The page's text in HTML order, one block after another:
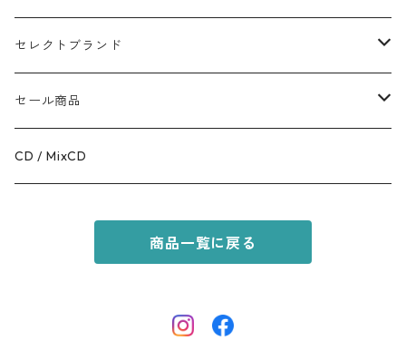
TOPS
BOTTOMS
GOODS
AFTERS SPORT
APPALEL / GOODS
COFFEE
セレクトブランド
MR.OLIVE
RACAL
セール商品
OUTER
CD / MixCD
商品一覧に戻る